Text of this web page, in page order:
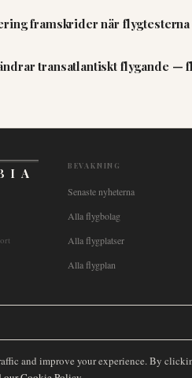
framskrider när
transatlantiskt flygande —
BEVAKNING
Senaste nyheterna
Alla flygbolag
Alla flygplatser
Alla flygplan
and improve your experience. By